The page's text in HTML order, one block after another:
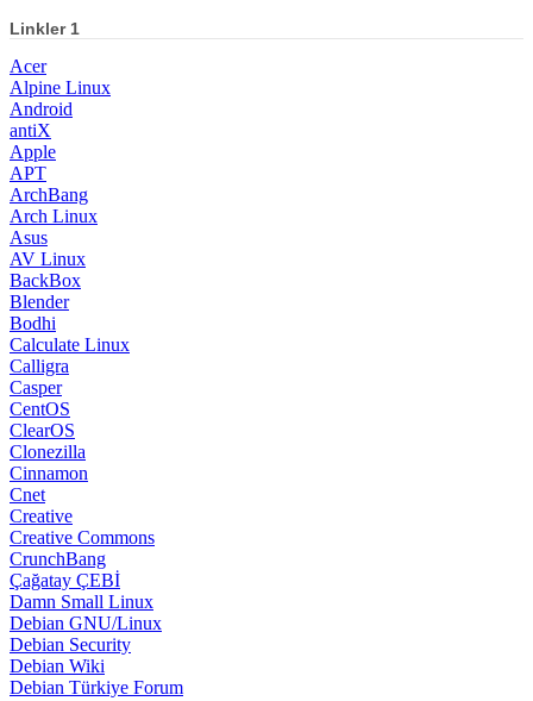
Linkler 1
Acer
Alpine Linux
Android
antiX
Apple
APT
ArchBang
Arch Linux
Asus
AV Linux
BackBox
Blender
Bodhi
Calculate Linux
Calligra
Casper
CentOS
ClearOS
Clonezilla
Cinnamon
Cnet
Creative
Creative Commons
CrunchBang
Çağatay ÇEBİ
Damn Small Linux
Debian GNU/Linux
Debian Security
Debian Wiki
Debian Türkiye Forum